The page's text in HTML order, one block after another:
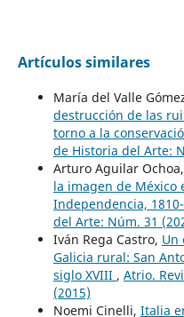
Artículos similares
María del Valle
destrucción de las
torno a la
de Historia del Arte:
Arturo Aguilar Ochoa,
la imagen de México
Independencia,
del Arte: Núm. 31
Iván Rega Castro, Un
Galicia rural: San
siglo XVIII , Atrio.
(2015)
Noemi Cinelli, Italia